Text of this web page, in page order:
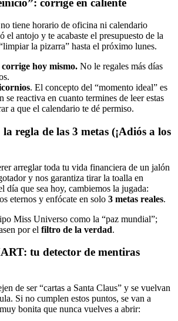
tiene horario de oficina ni calendario
el antojo y te acabaste el presupuesto de la
la pizarra” hasta el próximo lunes.
corrige hoy mismo. No le regales más días
. El concepto del “momento ideal” es
se reactiva en cuanto termines de leer estas
a que el calendario te dé permiso.
la regla de las 3 metas (¡Adiós a los
arreglar toda tu vida financiera de un jalón
y nos garantiza tirar la toalla en
día que sea hoy, cambiemos la jugada:
eternos y enfócate en solo 3 metas reales.
Miss Universo como la “paz mundial”;
por el filtro de la verdad.
tu detector de mentiras
de ser “cartas a Santa Claus” y se vuelvan
Si no cumplen estos puntos, se van a
bonita que nunca vuelves a abrir: